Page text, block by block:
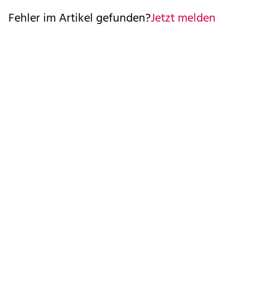
Fehler im Artikel gefunden?Jetzt melden